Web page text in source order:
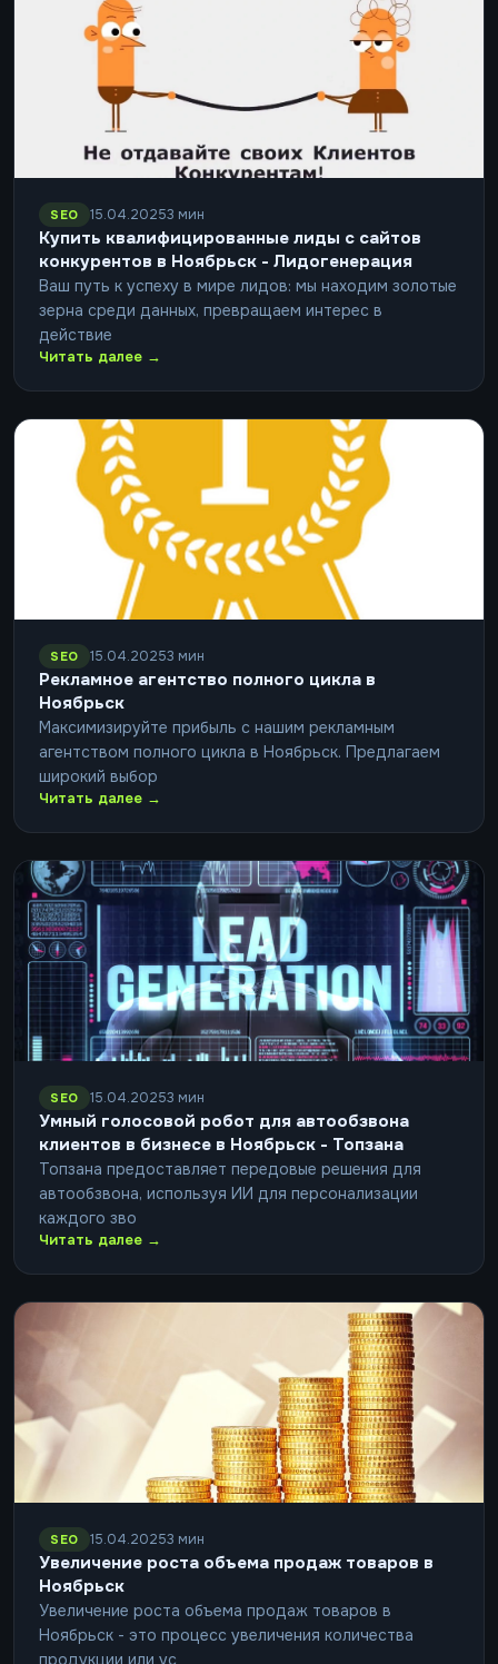
SEO 15.04.20253 мин
Купить квалифицированные лиды с сайтов
конкурентов в Ноябрьск - Лидогенерация
Ваш путь к успеху в мире лидов: мы находим золотые
зерна среди данных, превращаем интерес в
действие
Читать далее →
SEO 15.04.20253 мин
Рекламное агентство полного цикла в
Ноябрьск
Максимизируйте прибыль с нашим рекламным
агентством полного цикла в Ноябрьск. Предлагаем
широкий выбор
Читать далее →
SEO 15.04.20253 мин
Умный голосовой робот для автообзвона
клиентов в бизнесе в Ноябрьск - Топзана
Топзана предоставляет передовые решения для
автообзвона, используя ИИ для персонализации
каждого зво
Читать далее →
SEO 15.04.20253 мин
Увеличение роста объема продаж товаров в
Ноябрьск
Увеличение роста объема продаж товаров в
Ноябрьск - это процесс увеличения количества
продукции или ус